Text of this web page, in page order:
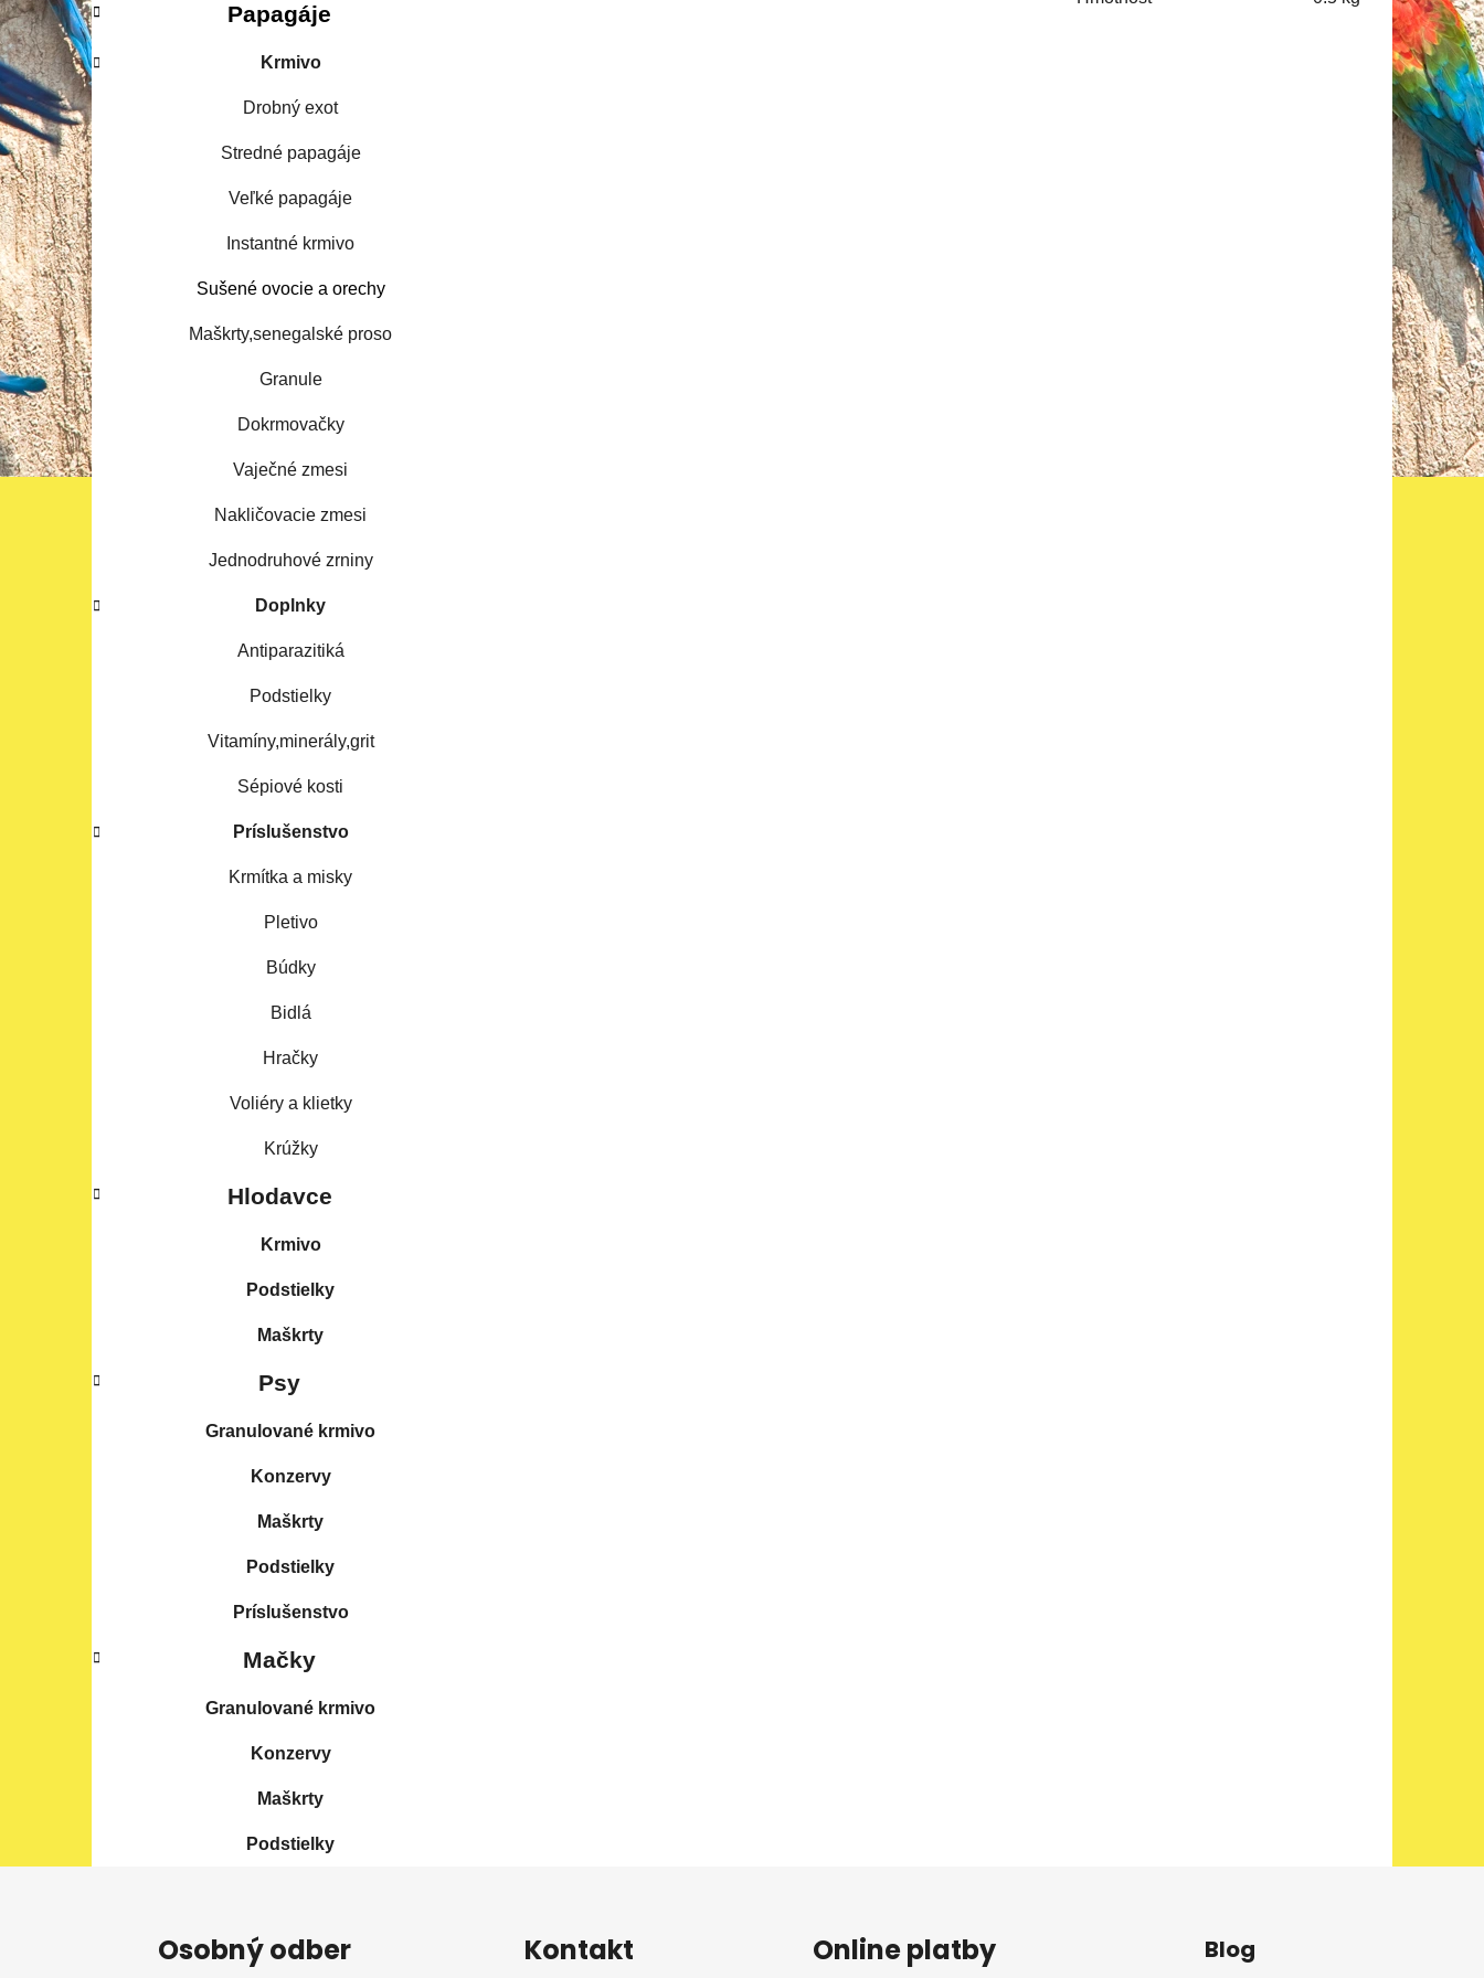
Papagáje
Krmivo
Drobný exot
Stredné papagáje
Veľké papagáje
Instantné krmivo
Sušené ovocie a orechy
Maškrty,senegalské proso
Granule
Dokrmovačky
Vaječné zmesi
Nakličovacie zmesi
Jednodruhové zrniny
Doplnky
Antiparazitiká
Podstielky
Vitamíny,minerály,grit
Sépiové kosti
Príslušenstvo
Krmítka a misky
Pletivo
Búdky
Bidlá
Hračky
Voliéry a klietky
Krúžky
Hlodavce
Krmivo
Podstielky
Maškrty
Psy
Granulované krmivo
Konzervy
Maškrty
Podstielky
Príslušenstvo
Mačky
Granulované krmivo
Konzervy
Maškrty
Podstielky
Osobný odber Kontakt Online platby Blog